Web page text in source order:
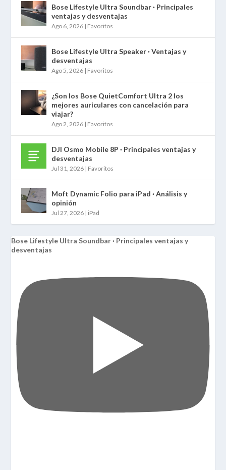
Bose Lifestyle Ultra Soundbar · Principales
ventajas y desventajas
Ago 6, 2026 | Favoritos
Bose Lifestyle Ultra Speaker · Ventajas y
desventajas
Ago 5, 2026 | Favoritos
¿Son los Bose QuietComfort Ultra 2 los
mejores auriculares con cancelación para
viajar?
Ago 2, 2026 | Favoritos
DJI Osmo Mobile 8P · Principales ventajas y
desventajas
Jul 31, 2026 | Favoritos
Moft Dynamic Folio para iPad · Análisis y
opinión
Jul 27, 2026 | iPad
Bose Lifestyle Ultra Soundbar · Principales ventajas y
desventajas